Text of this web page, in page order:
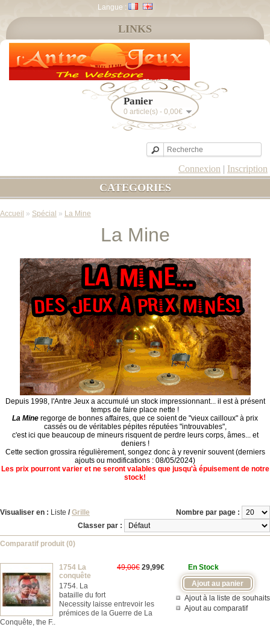
Langue :
Panier
0 article(s) - 0,00€
Connexion | Inscription
LINKS
CATEGORIES
Accueil » Spécial » La Mine
La Mine
Depuis 1998, l'Antre Jeux a accumulé un stock impressionnant... il est à présent
temps de faire place nette !
La Mine regorge de bonnes affaires, que ce soient de "vieux cailloux" à prix
cassés ou de véritables pépites réputées "introuvables",
c'est ici que beaucoup de mineurs risquent de perdre leurs corps, âmes... et
deniers !
Cette section grossira régulièrement, songez donc à y revenir souvent (derniers
ajouts ou modifications : 08/05/2024)
Les prix pourront varier et ne seront valables que jusqu'à épuisement de notre
stock!
Visualiser en : Liste / Grille
Nombre par page :
Classer par :
Comparatif produit (0)
En Stock
Ajout à la liste de souhaits
Ajout au comparatif
49,00€ 29,99€
1754 La
conquête
1754. La
bataille du fort
Necessity laisse entrevoir les
prémices de la Guerre de La
Conquête, the F..